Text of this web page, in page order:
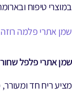
במוצרי טיפוח
שמן אתרי פלמה רוזה
שמן אתרי פלפל שחור
מציע ריח חד